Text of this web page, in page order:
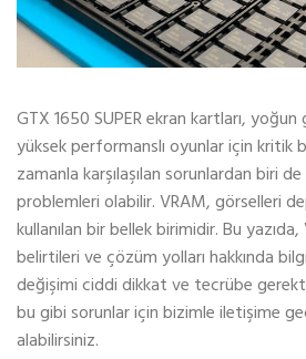
GTX 1650 SUPER ekran kartları,
yüksek performanslı oyunlar için kritik
zamanla karşılaşılan sorunlardan biri
problemleri olabilir. VRAM, görselleri
kullanılan bir bellek birimidir. Bu yazıda,
belirtileri ve çözüm yolları hakkında
değişimi ciddi dikkat ve tecrübe
bu gibi sorunlar için bizimle iletişime
alabilirsiniz.